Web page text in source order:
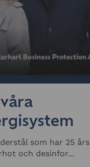
som har 25 års
och desinfor...